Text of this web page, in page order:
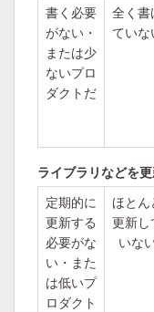
書く必要
がない・
または少
ないプロ
ダクトだ
全く書
ていな
ライブラリなどを
定期的に
更新する
必要がな
い・また
は低いプ
ロダクト
ほとん
更新し
いな